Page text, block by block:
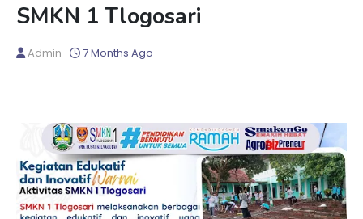
SMKN 1 Tlogosari
Admin 7 Months Ago